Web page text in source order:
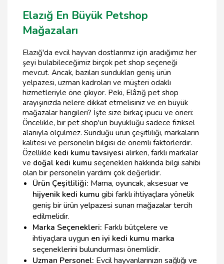
Elazığ En Büyük Petshop
Mağazaları
Elazığ'da evcil hayvan dostlarımız için aradığımız her
şeyi bulabileceğimiz birçok pet shop seçeneği
mevcut. Ancak, bazıları sundukları geniş ürün
yelpazesi, uzman kadroları ve müşteri odaklı
hizmetleriyle öne çıkıyor. Peki, Elâzığ pet shop
arayışınızda nelere dikkat etmelisiniz ve en büyük
mağazalar hangileri? İşte size birkaç ipucu ve öneri:
Öncelikle, bir pet shop'un büyüklüğü sadece fiziksel
alanıyla ölçülmez. Sunduğu ürün çeşitliliği, markaların
kalitesi ve personelin bilgisi de önemli faktörlerdir.
Özellikle kedi kumu tavsiyesi alırken, farklı markalar
ve doğal kedi kumu seçenekleri hakkında bilgi sahibi
olan bir personelin yardımı çok değerlidir.
Ürün Çeşitliliği: Mama, oyuncak, aksesuar ve
hijyenik kedi kumu gibi farklı ihtiyaçlara yönelik
geniş bir ürün yelpazesi sunan mağazalar tercih
edilmelidir.
Marka Seçenekleri: Farklı bütçelere ve
ihtiyaçlara uygun en iyi kedi kumu marka
seçeneklerini bulundurması önemlidir.
Uzman Personel: Evcil hayvanlarınızın sağlığı ve